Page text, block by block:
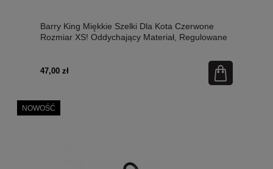
Barry King Miękkie Szelki Dla Kota Czerwone
Rozmiar XS! Oddychający Materiał, Regulowane
47,00 zł
NOWOŚĆ